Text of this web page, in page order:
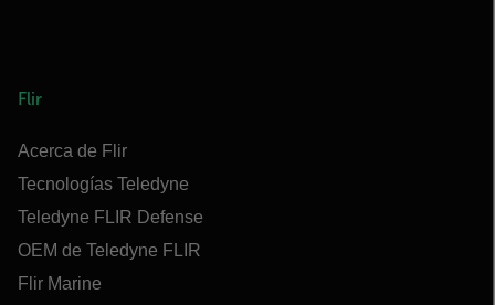
Flir
Acerca de Flir
Tecnologías Teledyne
Teledyne FLIR Defense
OEM de Teledyne FLIR
Flir Marine